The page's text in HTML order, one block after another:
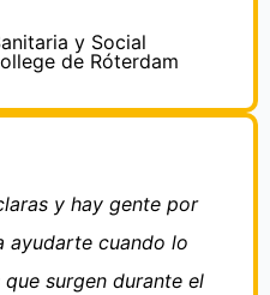
y Social
de Róterdam
y hay gente por
ayudarte cuando lo
surgen durante el